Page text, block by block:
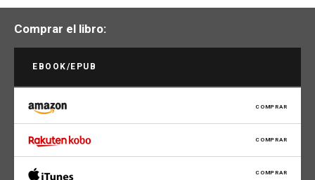
Comprar el libro:
EBOOK/EPUB
COMPRAR
COMPRAR
COMPRAR